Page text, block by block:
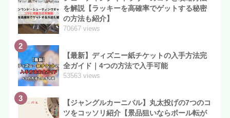
を解説【ラッキーを高確率でゲットする秘密
の方法も紹介】
70667 views
2
【最新】ディズニー紙チケットの入手方法完
全ガイド｜4つの方法で入手可能
53563 views
3
【ジャングルカーニバル】丸太投げの7つのコ
ツをコッソリ紹介【景品狙いならボール転が